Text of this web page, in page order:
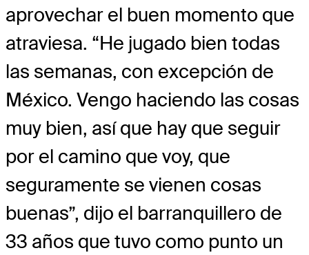
aprovechar el buen momento que
atraviesa. “He jugado bien todas
las semanas, con excepción de
México. Vengo haciendo las cosas
muy bien, así que hay que seguir
por el camino que voy, que
seguramente se vienen cosas
buenas”, dijo el barranquillero de
33 años que tuvo como punto un